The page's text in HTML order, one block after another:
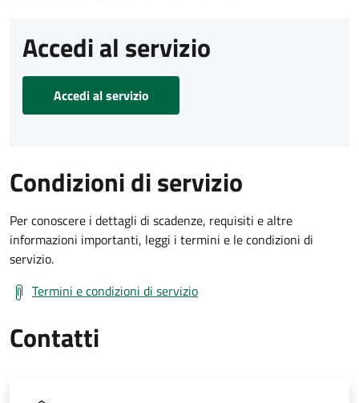
Accedi al servizio
Accedi al servizio
Condizioni di servizio
Per conoscere i dettagli di scadenze, requisiti e altre
informazioni importanti, leggi i termini e le condizioni di
servizio.
Termini e condizioni di servizio
Contatti